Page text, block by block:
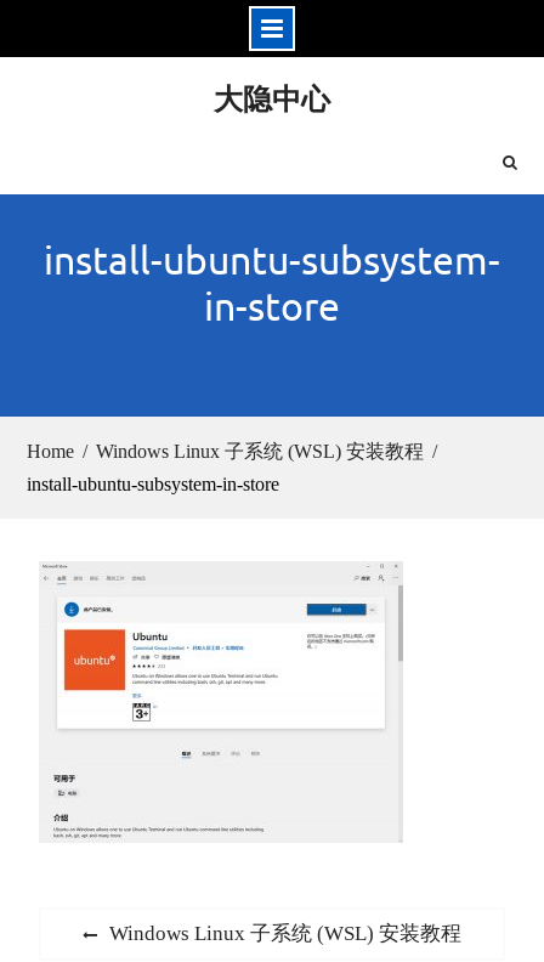
大隐中心
install-ubuntu-subsystem-
in-store
Home
Windows Linux 子系统 (WSL) 安装教程
install-ubuntu-subsystem-in-store
Previous
Windows Linux 子系统 (WSL) 安装教程